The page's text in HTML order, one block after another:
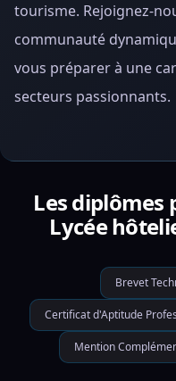
tourisme. Rejoignez-
communauté
vous préparer à une
secteurs passionnants.
Les diplômes
Lycée
Brevet
Certificat d'Aptitude
Mention